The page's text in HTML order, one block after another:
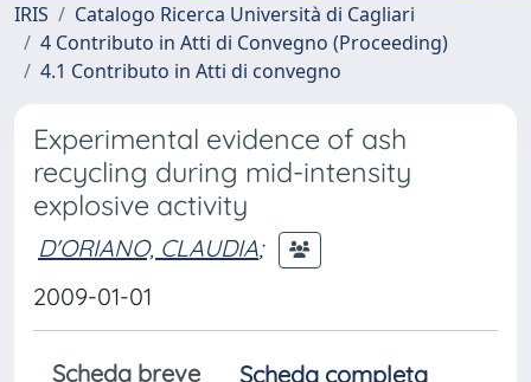
IRIS
Catalogo Ricerca Università di Cagliari
4 Contributo in Atti di Convegno (Proceeding)
4.1 Contributo in Atti di convegno
Experimental evidence of ash
recycling during mid-intensity
explosive activity
D'ORIANO, CLAUDIA;
2009-01-01
Scheda breve
Scheda completa